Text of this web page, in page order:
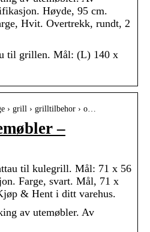
Høyde, 95 cm.
Hvit. Overtrekk, rundt, 2
til grillen. Mål: (L) 140 x
› grill › grilltilbehor › o…
–
til kulegrill. Mål: 71 x 56
Farge, svart. Mål, 71 x
& Hent i ditt varehus.
av utemøbler. Av